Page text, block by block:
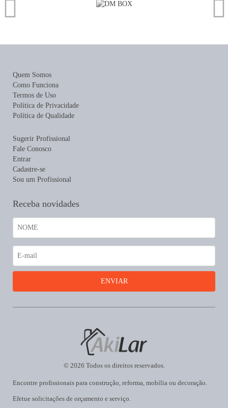
Quem Somos
Como Funciona
Termos de Uso
Política de Privacidade
Política de Qualidade
Sugerir Profissional
Fale Conosco
Entrar
Cadastre-se
Sou um Profissional
Receba novidades
Encontre profissionais para construção, reforma, mobília ou decoração.
Efetue solicitações de orçamento e serviço.
© 2026 Todos os direitos reservados.